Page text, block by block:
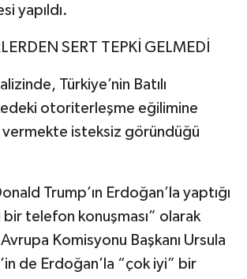
yapıldı.
SERT TEPKİ GELMEDİ
Türkiye’nin Batılı
otoriterleşme eğilimine
isteksiz göründüğü
Trump’ın Erdoğan’la yaptığı
telefon konuşması” olarak
Komisyonu Başkanı Ursula
de Erdoğan’la “çok iyi” bir